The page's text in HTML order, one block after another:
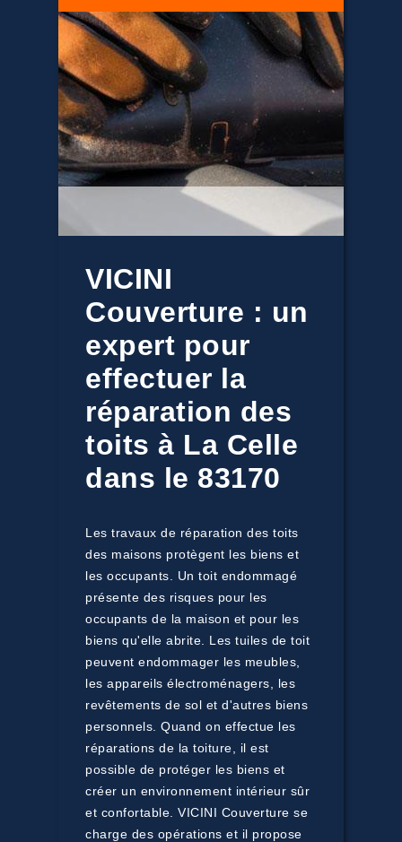
VICINI
Couverture : un
expert pour
effectuer la
réparation des
toits à La Celle
dans le 83170
Les travaux de réparation des toits
des maisons protègent les biens et
les occupants. Un toit endommagé
présente des risques pour les
occupants de la maison et pour les
biens qu'elle abrite. Les tuiles de toit
peuvent endommager les meubles,
les appareils électroménagers, les
revêtements de sol et d'autres biens
personnels. Quand on effectue les
réparations de la toiture, il est
possible de protéger les biens et
créer un environnement intérieur sûr
et confortable. VICINI Couverture se
charge des opérations et il propose